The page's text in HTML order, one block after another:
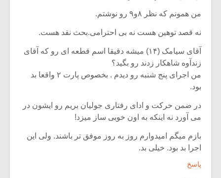
من همونم که نظر ۸و۹ رو نوشتم.
نه قصد توهین هست نه بی احترامی.بحث نقد هست.
آقای سیامک (۱۴) میشه دقیقا اسم قطعه ای رو که آقای
زندآوه شاهکار زدند رو بگید؟
من اجرای پنج شنبه رو دیدم . بخصوص پارت ۲ واقعا بد
بود.
در ضمن حرکت و ادای رفتاری جولیان بریم رو ایشون در
می آورد نه اینکه به اون خوبی ساز میزد!
بازم میگم امیدوارم روز به روز موفق تر باشند. ولی این
اجرا بد بود. خیلی بد.
پاسخ